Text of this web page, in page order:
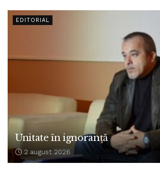
EDITORIAL
Unitate în ignoranță
2 august 2026